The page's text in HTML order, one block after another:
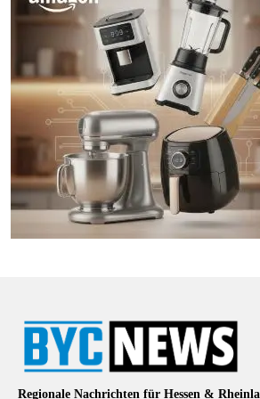
Regionale Nachrichten für Hessen &